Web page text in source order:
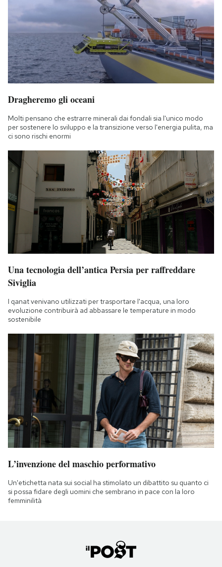
Dragheremo gli oceani
Molti pensano che estrarre minerali dai fondali sia l'unico modo
per sostenere lo sviluppo e la transizione verso l'energia pulita, ma
ci sono rischi enormi
Una tecnologia dell’antica Persia per raffreddare
Siviglia
I qanat venivano utilizzati per trasportare l'acqua, una loro
evoluzione contribuirà ad abbassare le temperature in modo
sostenibile
L’invenzione del maschio performativo
Un'etichetta nata sui social ha stimolato un dibattito su quanto ci
si possa fidare degli uomini che sembrano in pace con la loro
femminilità